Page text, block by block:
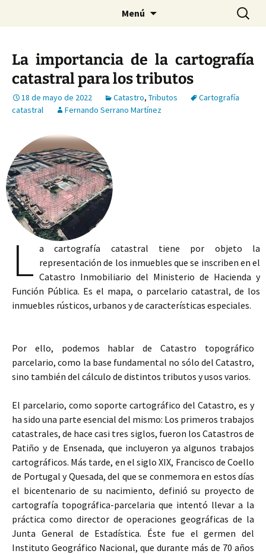
Menú Buscar:
La importancia de la cartografía
catastral para los tributos
18 de mayo de 2022 Catastro, Tributos
Cartografía
catastral
Fernando Serrano Martínez
L a cartografía catastral tiene por objeto la
representación de los inmuebles que se inscriben en el
Catastro Inmobiliario del Ministerio de Hacienda y
Función Pública. Es el mapa, o parcelario catastral, de los
inmuebles rústicos, urbanos y de características especiales.
Por ello, podemos hablar de Catastro topográfico
parcelario, como la base fundamental no sólo del Catastro,
sino también del cálculo de distintos tributos y usos varios.
El parcelario, como soporte cartográfico del Catastro, es y
ha sido una parte esencial del mismo: Los primeros trabajos
catastrales, de hace casi tres siglos, fueron los Catastros de
Patiño y de Ensenada, que incluyeron ya algunos trabajos
cartográficos. Más tarde, en el siglo XIX, Francisco de Coello
de Portugal y Quesada, del que se conmemora en estos días
el bicentenario de su nacimiento, definió su proyecto de
cartografía topográfica-parcelaria que intentó llevar a la
práctica como director de operaciones geográficas de la
Junta General de Estadística. Éste fue el germen del
Instituto Geográfico Nacional, que durante más de 70 años